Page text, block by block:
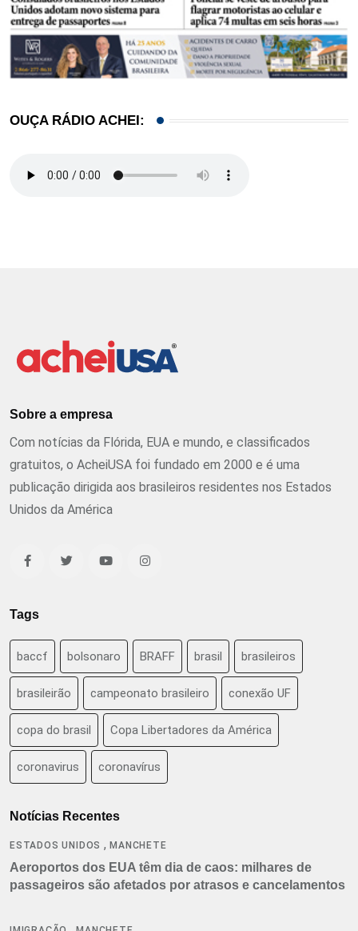
OUÇA RÁDIO ACHEI:
Sobre a empresa
Com notícias da Flórida, EUA e mundo, e classificados
gratuitos, o AcheiUSA foi fundado em 2000 e é uma
publicação dirigida aos brasileiros residentes nos Estados
Unidos da América
Tags
baccf bolsonaro BRAFF brasil brasileiros
brasileirão campeonato brasileiro conexão UF
copa do brasil Copa Libertadores da América
coronavirus coronavírus
Notícias Recentes
ESTADOS UNIDOS ,MANCHETE
Aeroportos dos EUA têm dia de caos: milhares de
passageiros são afetados por atrasos e cancelamentos